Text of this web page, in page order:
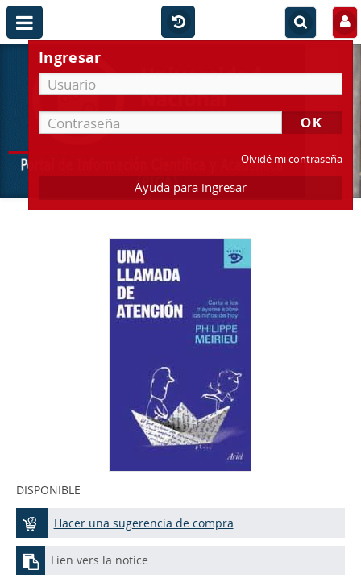
Ingresar
Olvidé mi contraseña
Ayuda para ingresar
DISPONIBLE
Hacer una sugerencia de compra
Lien vers la notice